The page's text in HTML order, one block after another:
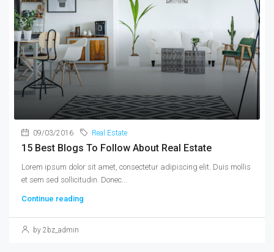
09/03/2016 Real Estate
15 Best Blogs To Follow About Real Estate
Lorem ipsum dolor sit amet, consectetur adipiscing elit. Duis mollis
et sem sed sollicitudin. Donec...
Continue reading
by 2bz_admin